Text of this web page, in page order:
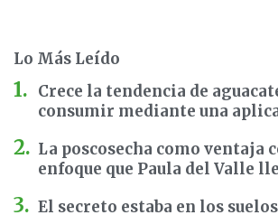
Lo Más Leído
Crece la tendencia de
consumir mediante una
La poscosecha como ventaja
enfoque que Paula del Valle
El secreto estaba en los